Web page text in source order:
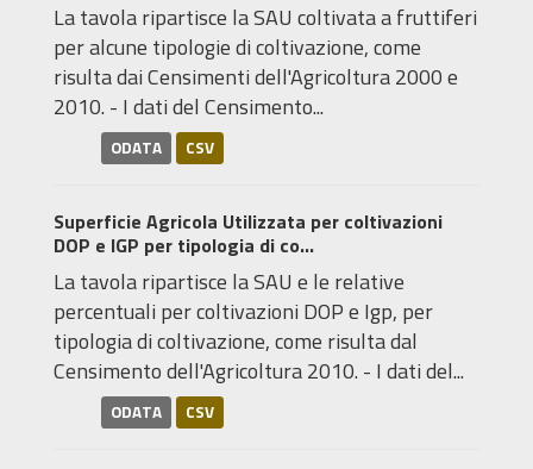
La tavola ripartisce la SAU coltivata a fruttiferi
per alcune tipologie di coltivazione, come
risulta dai Censimenti dell'Agricoltura 2000 e
2010. - I dati del Censimento...
ODATA CSV
Superficie Agricola Utilizzata per coltivazioni
DOP e IGP per tipologia di co...
La tavola ripartisce la SAU e le relative
percentuali per coltivazioni DOP e Igp, per
tipologia di coltivazione, come risulta dal
Censimento dell'Agricoltura 2010. - I dati del...
ODATA CSV